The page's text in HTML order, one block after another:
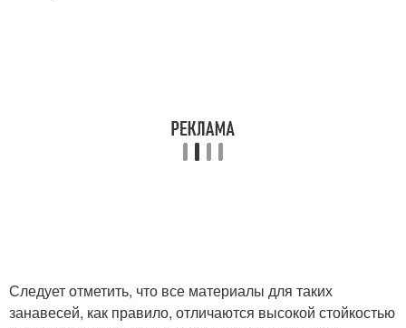
Следует отметить, что все материалы для таких
занавесей, как правило, отличаются высокой стойкостью